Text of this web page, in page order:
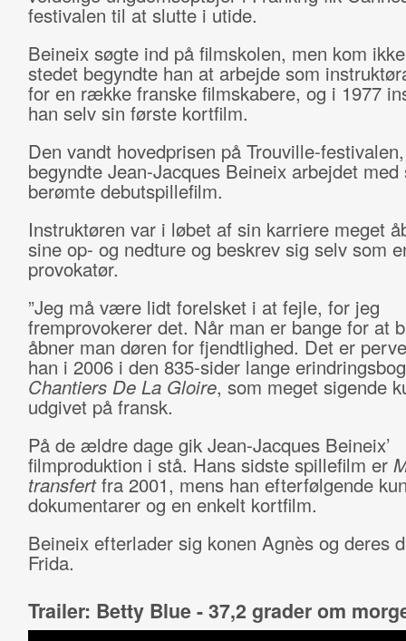
festivalen til at slutte i utide.
Beineix søgte ind på filmskolen, men kom
stedet begyndte han at arbejde som
for en række franske filmskabere, og i 1977
han selv sin første kortfilm.
Den vandt hovedprisen på Trouville-
begyndte Jean-Jacques Beineix arbejdet med
berømte debutspillefilm.
Instruktøren var i løbet af sin karriere meget
sine op- og nedture og beskrev sig selv som
provokatør.
”Jeg må være lidt forelsket i at fejle, for jeg
fremprovokerer det. Når man er bange for at
åbner man døren for fjendtlighed. Det er
han i 2006 i den 835-sider lange
Chantiers De La Gloire, som meget sigende
udgivet på fransk.
På de ældre dage gik Jean-Jacques Beineix’
filmproduktion i stå. Hans sidste spillefilm er
transfertfra 2001, mens han efterfølgende
dokumentarer og en enkelt kortfilm.
Beineix efterlader sig konen Agnès og deres
Frida.
Trailer: Betty Blue - 37,2 grader om